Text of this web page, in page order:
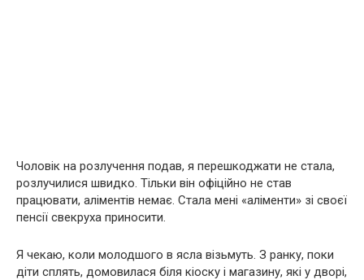
Чоловік на розлучення подав, я перешкоджати не стала,
розлучилися швидко. Тільки він офіційно не став
працювати, аліментів немає. Стала мені «аліменти» зі своєї
пенсії свекруха приносити.
Я чекаю, коли молодшого в ясла візьмуть. З ранку, поки
діти сплять, домовилася біля кіоску і магазину, які у дворі,